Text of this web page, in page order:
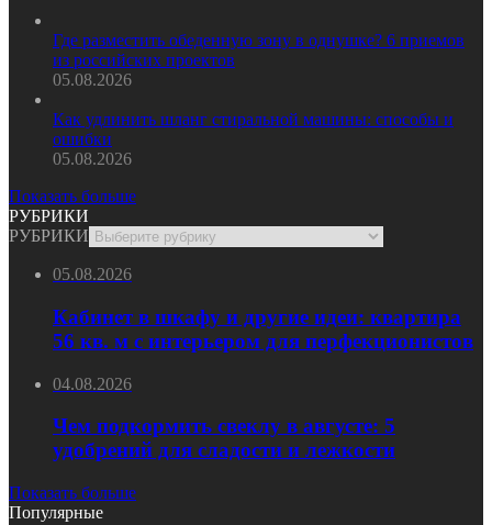
Где разместить обеденную зону в однушке? 6 приемов
из российских проектов
05.08.2026
Как удлинить шланг стиральной машины: способы и
ошибки
05.08.2026
Показать больше
РУБРИКИ
РУБРИКИ
05.08.2026
Кабинет в шкафу и другие идеи: квартира
56 кв. м с интерьером для перфекционистов
04.08.2026
Чем подкормить свеклу в августе: 5
удобрений для сладости и лежкости
Показать больше
Популярные